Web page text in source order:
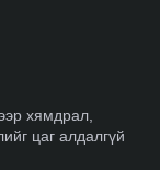
хямдрал,
цаг алдалгүй